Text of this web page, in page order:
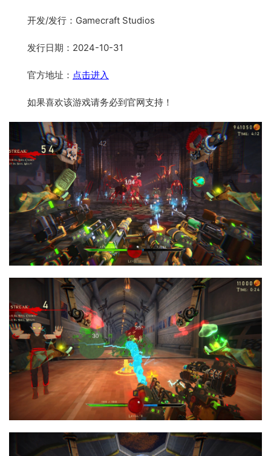
开发/发行：Gamecraft Studios
发行日期：2024-10-31
官方地址： 点击进入
如果喜欢该游戏请务必到官网支持！